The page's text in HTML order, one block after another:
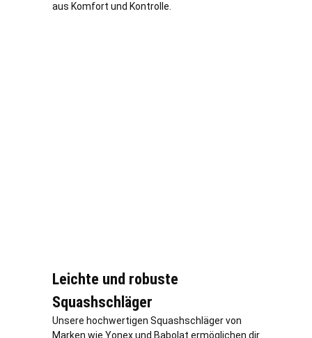
aus Komfort und Kontrolle.
Leichte und robuste
Squashschläger
Unsere hochwertigen Squashschläger von
Marken wie Yonex und Babolat ermöglichen dir